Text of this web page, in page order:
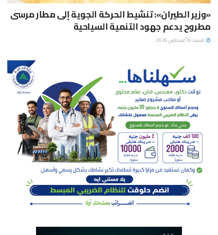
«وزير الطيران»: تنشيط الحركة الجوية إلى مطار مرسى
مطروح يدعم جهود التنمية السياحية
السبت 8 أغسطس 2026